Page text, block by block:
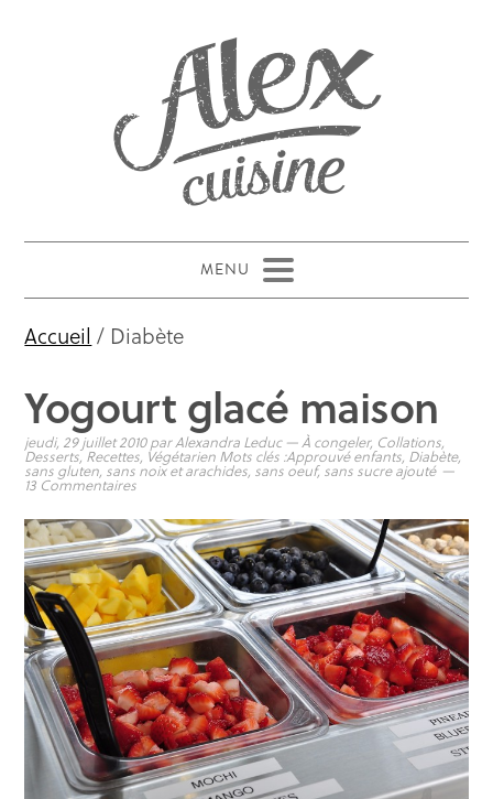
Accueil / Diabète
Yogourt glacé maison
jeudi, 29 juillet 2010parAlexandra Leduc —À congeler, Collations,
Desserts,Recettes, Végétarien Mots clés :Approuvé enfants, Diabète,
sans gluten, sans noix et arachides, sans oeuf, sans sucre ajouté
13 Commentaires